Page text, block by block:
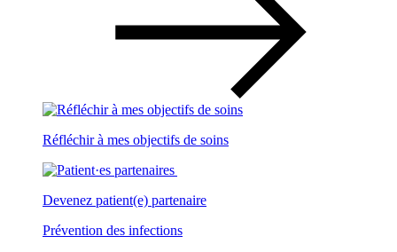
Réfléchir à mes objectifs de soins
Devenez patient(e) partenaire
Prévention des infections